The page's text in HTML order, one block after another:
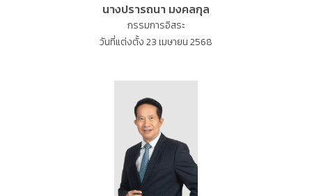
นางปรารถนา มงคลกุล
กรรมการอิสระ
วันที่แต่งตั้ง 23 เมษายน 2568